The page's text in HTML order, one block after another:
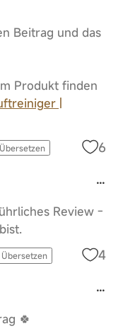
Beitrag und das
Produkt finden
|
Übersetzen 6
Review -
Übersetzen 4
🍀